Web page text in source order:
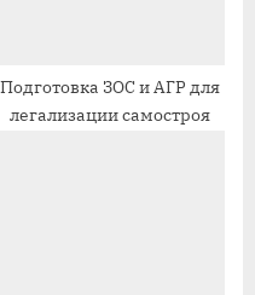
Подготовка ЗОС и АГР для
легализации самостроя